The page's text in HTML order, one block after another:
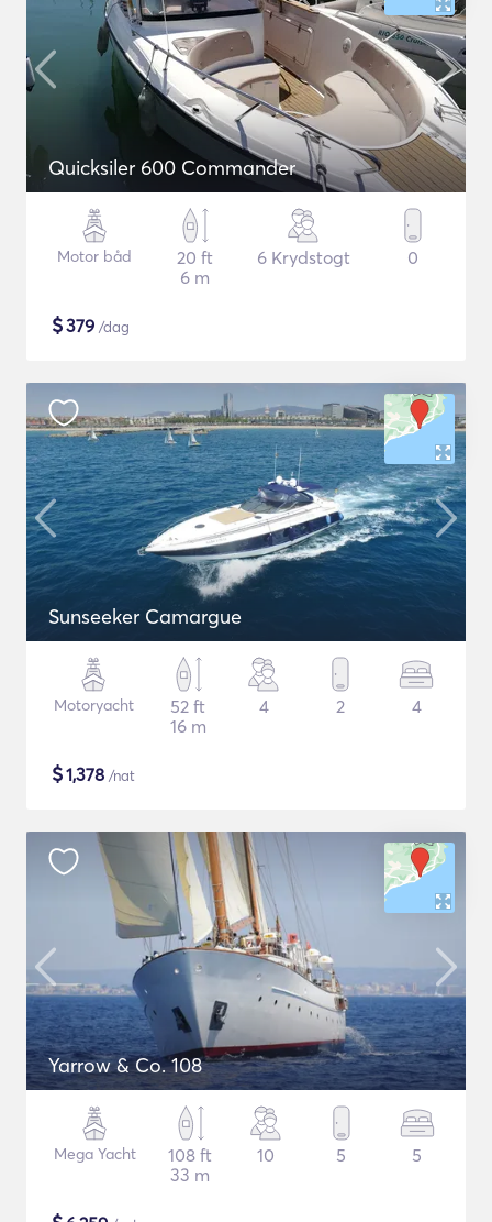
Quicksiler 600 Commander
Motor båd
20 ft
6 m
6 Krydstogt 0
$379 /dag
Sunseeker Camargue
Motoryacht
52 ft
16 m
4 2 4
$1,378 /nat
Yarrow & Co. 108
Mega Yacht
108 ft
33 m
10 5 5